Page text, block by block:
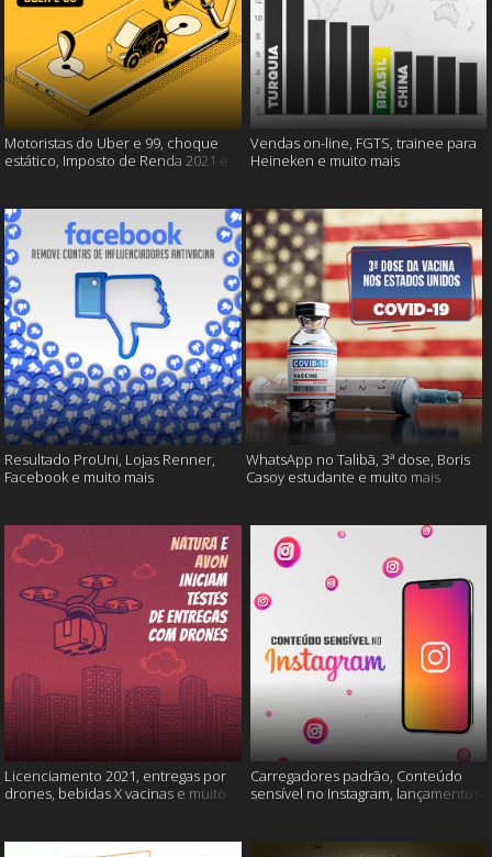
Motoristas do Uber e 99, choque
estático, Imposto de Renda 2021 e
Vendas on-line, FGTS, trainee para
Heineken e muito mais
Resultado ProUni, Lojas Renner,
Facebook e muito mais
WhatsApp no Talibã, 3ª dose, Boris
Casoy estudante e muito mais
Licenciamento 2021, entregas por
drones, bebidas X vacinas e muito
Carregadores padrão, Conteúdo
sensível no Instagram, lançamentos